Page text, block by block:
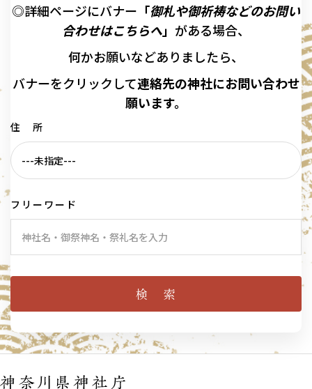
◎詳細ページにバナー 「御札や御祈祷などのお問い
合わせはこちらへ」 がある場合、
何かお願いなどありましたら、
バナーをクリックして連絡先の神社にお問い合わせ
願います。
住 所
フリーワード